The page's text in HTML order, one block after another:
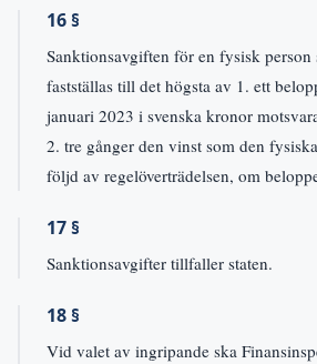
16 §
Sanktionsavgiften för en fysisk person
fastställas till det högsta av 1. ett
januari 2023 i svenska kronor
2. tre gånger den vinst som den
följd av regelöverträdelsen, om
17 §
Sanktionsavgifter tillfaller staten.
18 §
Vid valet av ingripande ska